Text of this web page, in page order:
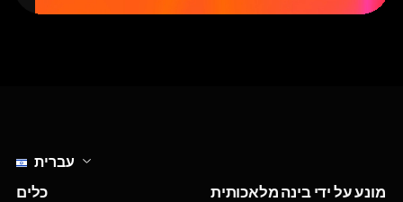
עברית
כלים
מונע על ידי בינה מלאכותית